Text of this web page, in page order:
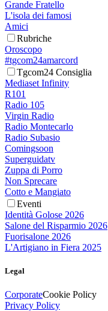
Grande Fratello
L'isola dei famosi
Amici
Rubriche
Oroscopo
#tgcom24amarcord
Tgcom24 Consiglia
Mediaset Infinity
R101
Radio 105
Virgin Radio
Radio Montecarlo
Radio Subasio
Comingsoon
Superguidatv
Zuppa di Porro
Non Sprecare
Cotto e Mangiato
Eventi
Identità Golose 2026
Salone del Risparmio 2026
Fuorisalone 2026
L'Artigiano in Fiera 2025
Legal
CorporateCookie Policy
Privacy Policy